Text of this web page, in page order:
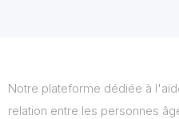
Notre plateforme dédiée à
relation entre les personnes